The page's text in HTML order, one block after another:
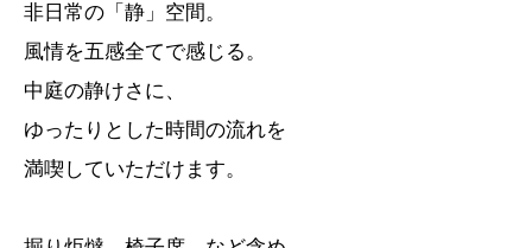
非日常の「静」空間。
風情を五感全てで感じる。
中庭の静けさに、
ゆったりとした時間の流れを
満喫していただけます。